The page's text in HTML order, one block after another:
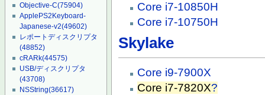
Objective-C(75904)
ApplePS2Keyboard-
Japanese-v2(49602)
レポートディスクリプタ
(48852)
cRARk(44575)
USB/ディスクリプタ
(43708)
NSString(36617)
Core i7-10850H
Core i7-10750H
Skylake
Core i9-7900X
Core i7-7820X?